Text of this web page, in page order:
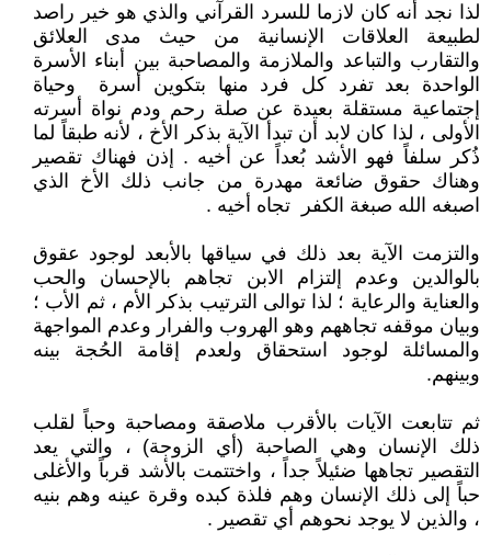
لذا نجد أنه كان لازما للسرد القرآني والذي هو خير راصد
لطبيعة العلاقات الإنسانية من حيث مدى العلائق
والتقارب والتباعد والملازمة والمصاحبة بين أبناء الأسرة
الواحدة بعد تفرد كل فرد منها بتكوين أسرة وحياة
إجتماعية مستقلة بعيدة عن صلة رحم ودم نواة أسرته
الأولى ، لذا كان لابد أن تبدأ الآية بذكر الأخ ، لأنه طبقاً لما
ذُكر سلفاً فهو الأشد بُعداً عن أخيه . إذن فهناك تقصير
وهناك حقوق ضائعة مهدرة من جانب ذلك الأخ الذي
اصبغه الله صبغة الكفر تجاه أخيه .
والتزمت الآية بعد ذلك في سياقها بالأبعد لوجود عقوق
بالوالدين وعدم إلتزام الابن تجاهم بالإحسان والحب
والعناية والرعاية ؛ لذا توالى الترتيب بذكر الأم ، ثم الأب ؛
وبيان موقفه تجاههم وهو الهروب والفرار وعدم المواجهة
والمسائلة لوجود استحقاق ولعدم إقامة الحُجة بينه
وبينهم.
ثم تتابعت الآيات بالأقرب ملاصقة ومصاحبة وحباً لقلب
ذلك الإنسان وهي الصاحبة (أي الزوجة) ، والتي يعد
التقصير تجاهها ضئيلاً جداً ، واختتمت بالأشد قرباً والأغلى
حباً إلى ذلك الإنسان وهم فلذة كبده وقرة عينه وهم بنيه
، والذين لا يوجد نحوهم أي تقصير .